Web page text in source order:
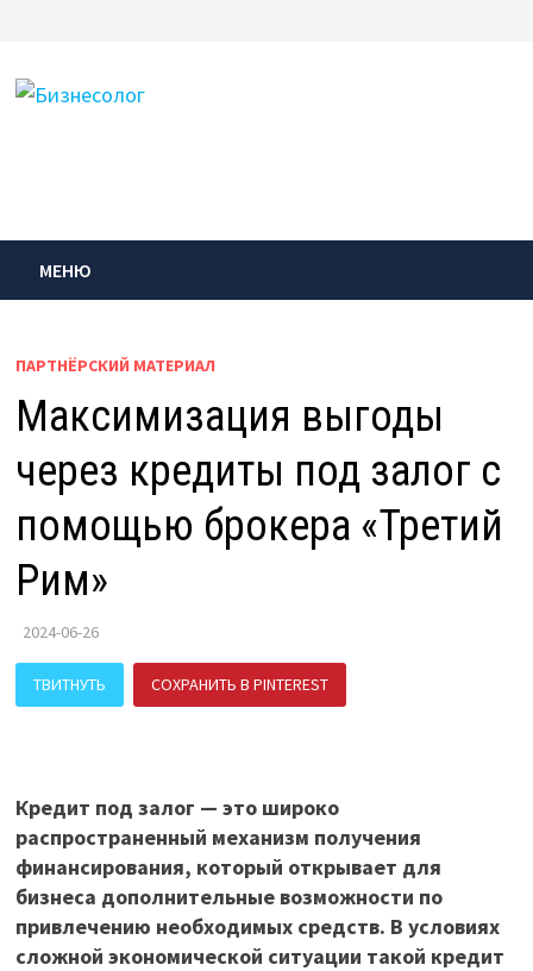
содержимому
МЕНЮ
ПАРТНЁРСКИЙ МАТЕРИАЛ
Максимизация выгоды
через кредиты под залог с
помощью брокера «Третий
Рим»
2024-06-26
ТВИТНУТЬ СОХРАНИТЬ В PINTEREST
Кредит под залог — это широко
распространенный механизм получения
финансирования, который открывает для
бизнеса дополнительные возможности по
привлечению необходимых средств. В условиях
сложной экономической ситуации такой кредит